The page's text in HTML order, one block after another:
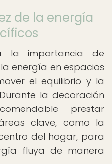
de la energía
la importancia de
energía en espacios
el equilibrio y la
la decoración
prestar
clave, como la
del hogar, para
fluya de manera